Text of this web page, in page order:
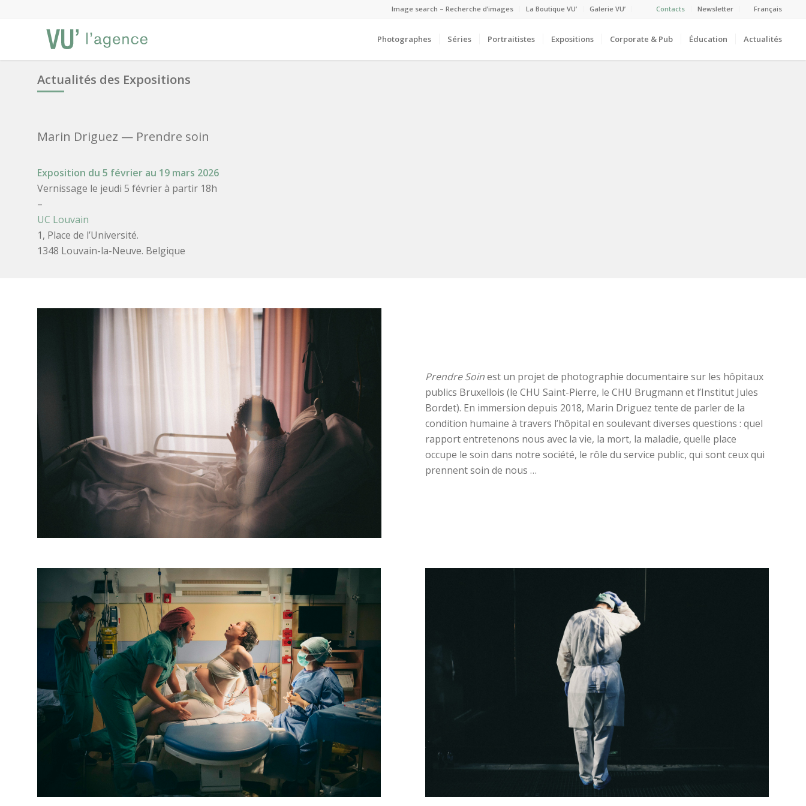
Image search – Recherche d’images La Boutique VU’ Galerie VU’ Contacts Newsletter Français
Photographes Séries Portraitistes Expositions Corporate & Pub Éducation Actualités
Actualités des Expositions
Marin Driguez — Prendre soin
Exposition du 5 février au 19 mars 2026
Vernissage le jeudi 5 février à partir 18h
–
UC Louvain
1, Place de l’Université.
1348 Louvain-la-Neuve. Belgique
Prendre Soinest un projet de photographie documentaire sur les hôpitaux
publics Bruxellois (le CHU Saint-Pierre, le CHU Brugmann et l’Institut Jules
Bordet). En immersion depuis 2018, Marin Driguez tente de parler de la
condition humaine à travers l’hôpital en soulevant diverses questions : quel
rapport entretenons nous avec la vie, la mort, la maladie, quelle place
occupe le soin dans notre société, le rôle du service public, qui sont ceux qui
prennent soin de nous …